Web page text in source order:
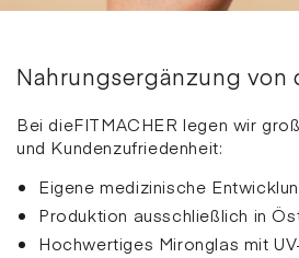
Nahrungsergänzung von
Bei dieFITMACHER legen wir
und Kundenzufriedenheit:
Eigene medizinische
Produktion ausschließlich in
Hochwertiges Mironglas mit